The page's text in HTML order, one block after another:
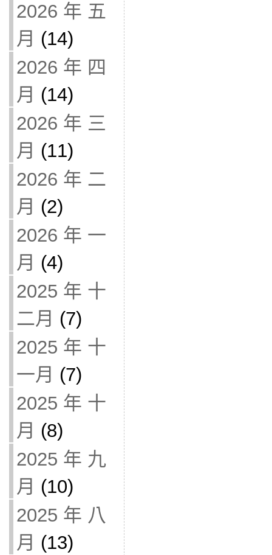
2026 年 五
月 (14)
2026 年 四
月 (14)
2026 年 三
月 (11)
2026 年 二
月 (2)
2026 年 一
月 (4)
2025 年 十
二月 (7)
2025 年 十
一月 (7)
2025 年 十
月 (8)
2025 年 九
月 (10)
2025 年 八
月 (13)